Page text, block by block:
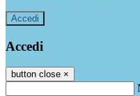
Accedi
Accedi
button close ×